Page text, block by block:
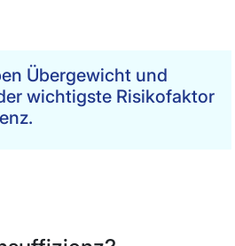
Übergewicht und
wichtigste Risikofaktor